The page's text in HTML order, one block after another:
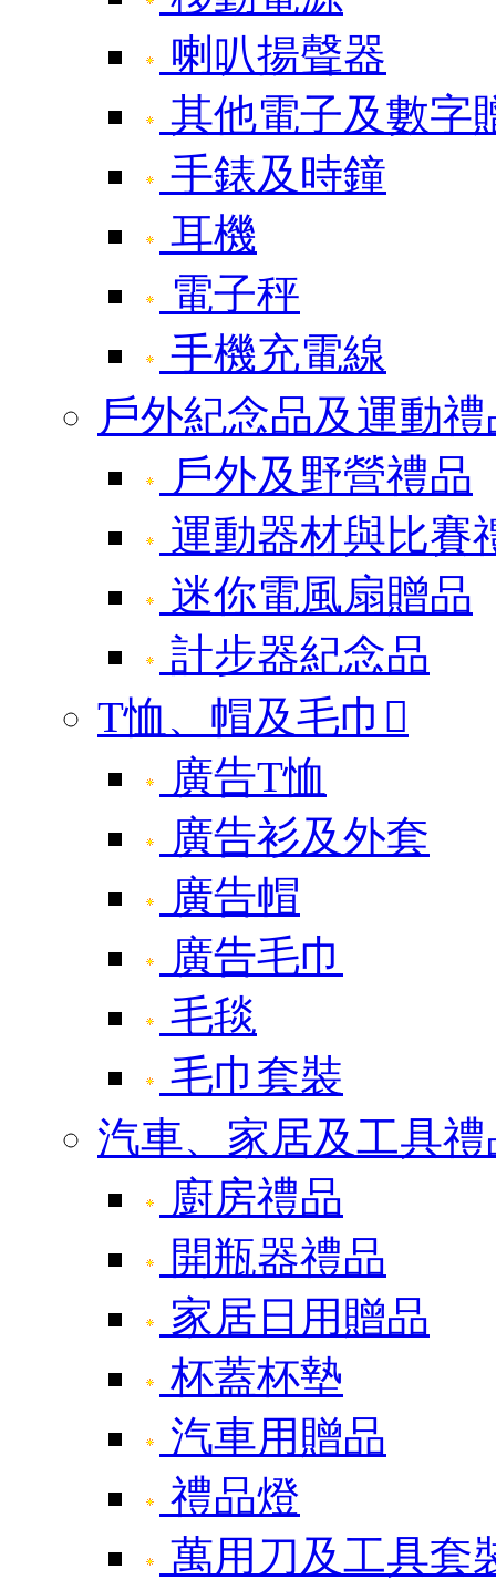
喇叭揚聲器
其他電子及數字
手錶及時鐘
耳機
電子秤
手機充電線
戶外紀念品及運動
戶外及野營禮品
運動器材與比賽
迷你電風扇贈品
計步器紀念品
T恤、帽及毛巾 
廣告T恤
廣告衫及外套
廣告帽
廣告毛巾
毛毯
毛巾套裝
汽車、家居及工具禮
廚房禮品
開瓶器禮品
家居日用贈品
杯蓋杯墊
汽車用贈品
禮品燈
萬用刀及工具套